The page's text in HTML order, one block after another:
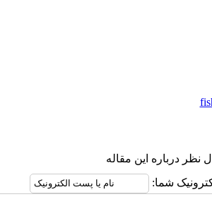
نظر درباره این مقاله
شما: